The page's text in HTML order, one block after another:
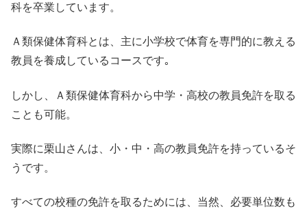
科を卒業しています。
Ａ類保健体育科とは、主に小学校で体育を専門的に教える
教員を養成しているコースです｡
しかし、Ａ類保健体育科から中学・高校の教員免許を取る
ことも可能。
実際に栗山さんは、小・中・高の教員免許を持っているそ
うです。
すべての校種の免許を取るためには、当然、必要単位数も